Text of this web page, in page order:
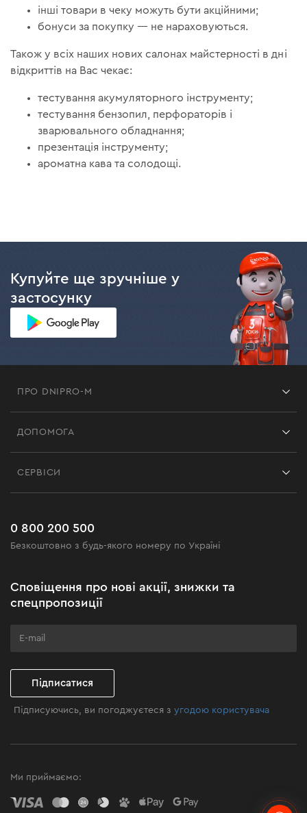
інші товари в чеку можуть бути акційними;
бонуси за покупку — не нараховуються.
Також у всіх наших нових салонах майстерності в дні
відкриттів на Вас чекає:
тестування акумуляторного інструменту;
тестування бензопил, перфораторів і
зварювального обладнання;
презентація інструменту;
ароматна кава та солодощі.
Купуйте ще зручніше у
застосунку
ПРО DNIPRO-M
Відгуки
Чорна п'ятниця
Подаруйте майстерність
Програма лояльності
ДОПОМОГА
Поширені запитання
СЕРВІСИ
0 800 200 500
Безкоштовно з будь-якого номеру по Україні
Сповіщення про нові акції, знижки та
спецпропозиції
Підписатися
Підписуючись, ви погоджуєтеся зугодою користувача
Ми приймаємо: